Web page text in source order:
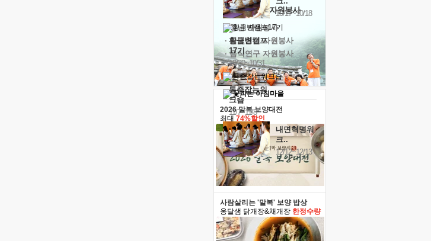
10/17~10/18
황금변캠프
17기
10/30~10/31
통증잡는워
크숍
11/7~11/8
내면혁명워
크..
12/12~12/13
'옹달샘의 꽃'자원봉사
· 청년 자원봉사
· 금빛청년 자원봉사
· 음식연구 자원봉사
2026 말복 보양대전
최대 74%할인
사람살리는 '말복' 보양 밥상
옹달샘 닭개장&채개장 한정수량